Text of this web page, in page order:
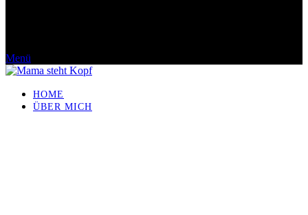
Menü
HOME
ÜBER MICH